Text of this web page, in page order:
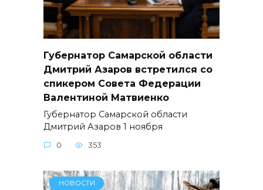
Губернатор Самарской области
Дмитрий Азаров встретился со
спикером Совета Федерации
Валентиной Матвиенко
Губернатор Самарской области
Дмитрий Азаров 1 ноября
0 353
НОВОСТИ